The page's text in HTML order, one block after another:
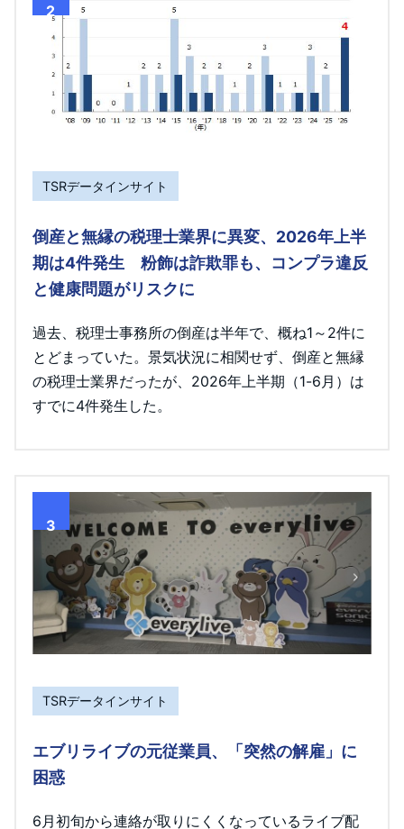
2
TSRデータインサイト
倒産と無縁の税理士業界に異変、2026年上半
期は4件発生 粉飾は詐欺罪も、コンプラ違反
と健康問題がリスクに
過去、税理士事務所の倒産は半年で、概ね1～2件に
とどまっていた。景気状況に相関せず、倒産と無縁
の税理士業界だったが、2026年上半期（1-6月）は
すでに4件発生した。
3
TSRデータインサイト
エブリライブの元従業員、「突然の解雇」に
困惑
6月初旬から連絡が取りにくくなっているライブ配